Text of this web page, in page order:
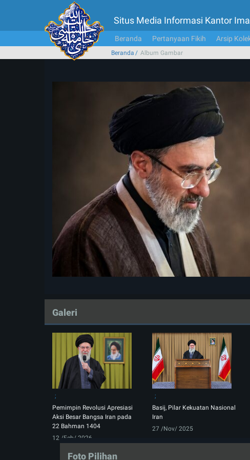
Situs Media Informasi Kantor
Beranda Pertanyaan Fikih Arsip
Beranda Album Gambar
Galeri
Pemimpin Revolusi Apresiasi
Aksi Besar Bangsa Iran pada
22 Bahman 1404
12 /Feb/ 2026
Basij, Pilar Kekuatan Nasional
Iran
27 /Nov/ 2025
Foto Pilihan